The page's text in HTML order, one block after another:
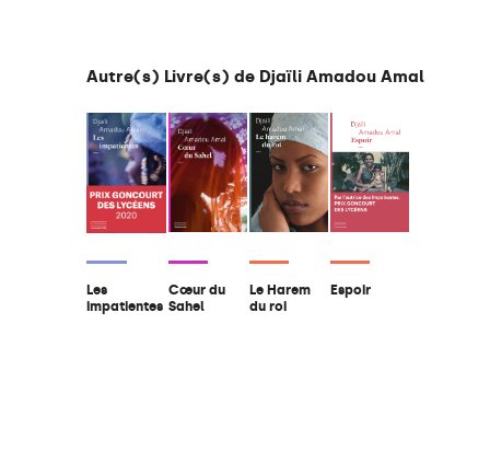
Autre(s) Livre(s) de Djaïli Amadou Amal
Les
impatientes
Cœur du
Sahel
Le Harem
du roi
Espoir